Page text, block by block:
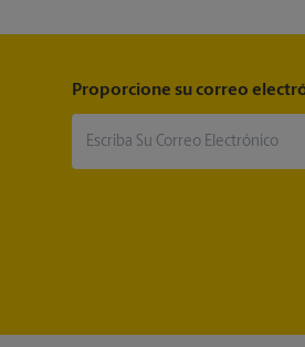
Proporcione su correo